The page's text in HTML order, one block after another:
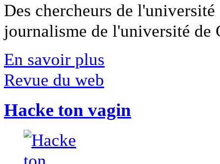
Des chercheurs de
journalisme de l'université
En savoir plus
Revue du web
Hacke ton vagin